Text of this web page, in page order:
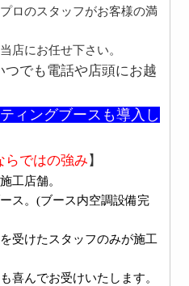
ロのスタッフがお客様の満
店にお任せ下さい。
でも電話や店頭にお越
ィングブースも導入し
らではの強み 】
工店舗。
ス。(ブース内空調設備完
受けたスタッフのみが施工
喜んでお受けいたします。